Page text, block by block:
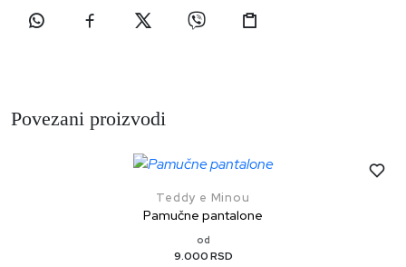
Povezani proizvodi
Teddy e Minou
Pamučne pantalone
od
9.000 RSD